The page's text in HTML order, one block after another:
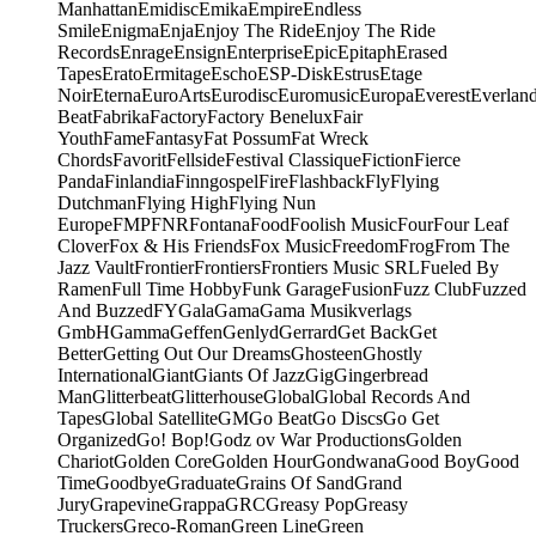
ManhattanEmidiscEmikaEmpireEndless
SmileEnigmaEnjaEnjoy The RideEnjoy The Ride
RecordsEnrageEnsignEnterpriseEpicEpitaphErased
TapesEratoErmitageEschoESP-DiskEstrusEtage
NoirEternaEuroArtsEurodiscEuromusicEuropaEverest
BeatFabrikaFactoryFactory BeneluxFair
YouthFameFantasyFat PossumFat Wreck
ChordsFavoritFellsideFestival ClassiqueFictionFierce
PandaFinlandiaFinngospelFireFlashbackFlyFlying
DutchmanFlying HighFlying Nun
EuropeFMPFNRFontanaFoodFoolish MusicFourFour Leaf
CloverFox & His FriendsFox MusicFreedomFrogFrom The
Jazz VaultFrontierFrontiersFrontiers Music SRLFueled By
RamenFull Time HobbyFunk GarageFusionFuzz ClubFuzzed
And BuzzedFYGalaGamaGama Musikverlags
GmbHGammaGeffenGenlydGerrardGet BackGet
BetterGetting Out Our DreamsGhosteenGhostly
InternationalGiantGiants Of JazzGigGingerbread
ManGlitterbeatGlitterhouseGlobalGlobal Records And
TapesGlobal SatelliteGMGo BeatGo DiscsGo Get
OrganizedGo! Bop!Godz ov War ProductionsGolden
ChariotGolden CoreGolden HourGondwanaGood BoyGood
TimeGoodbyeGraduateGrains Of SandGrand
JuryGrapevineGrappaGRCGreasy PopGreasy
TruckersGreco-RomanGreen LineGreen